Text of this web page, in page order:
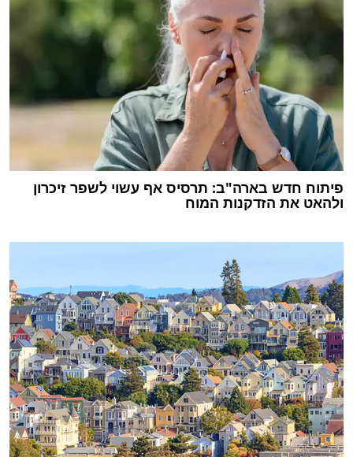
פיתוח חדש בארה"ב: תרסיס אף עשוי לשפר זיכרון
ולהאט את הזדקנות המוח